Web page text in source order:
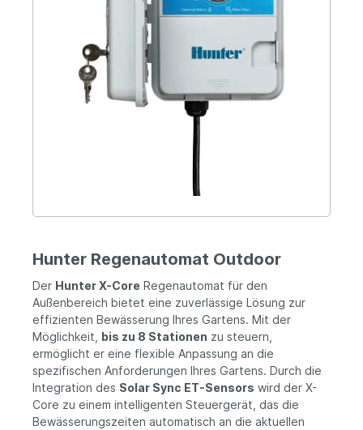
Hunter Regenautomat Outdoor
Der Hunter X-Core Regenautomat für den
Außenbereich bietet eine zuverlässige Lösung zur
effizienten Bewässerung Ihres Gartens. Mit der
Möglichkeit, bis zu 8 Stationen zu steuern,
ermöglicht er eine flexible Anpassung an die
spezifischen Anforderungen Ihres Gartens. Durch die
Integration des Solar Sync ET-Sensors wird der X-
Core zu einem intelligenten Steuergerät, das die
Bewässerungszeiten automatisch an die aktuellen